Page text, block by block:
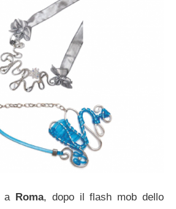
a Roma, dopo il flash mob dello